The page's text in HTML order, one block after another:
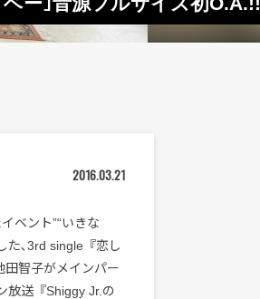
2016.03.21
ベント”“いきな
た､3rd single『恋し
田智子がメインパー
放送『Shiggy Jr.の